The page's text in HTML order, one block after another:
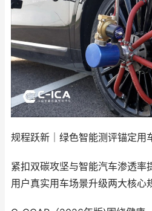
规程跃新｜绿色智能测评锚定用
紧扣双碳攻坚与智能汽车渗透率
用户真实用车场景升级两大核心